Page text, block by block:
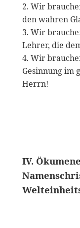
Wir
den wahren
Wir
Lehrer, die
Wir
Gesinnung im
Herrn!
IV.